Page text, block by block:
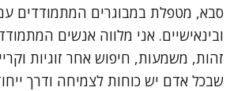
סבא, מטפלת במבוגרים המתמודדים
ובינאישיים. אני מלווה אנשים
זהות, משמעות, חיפוש אחר זוגיות
שבכל אדם יש כוחות לצמיחה ודרך